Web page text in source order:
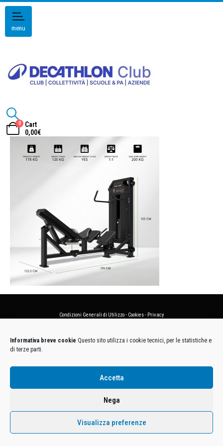
Informativa breve cookie Questo sito utilizza i cookie tecnici, per le statistiche e
di terze parti.
Accetta
Nega
Visualizza preferenze
menu
0
Cart
0,00€
Condizioni Generali di Utilizzo- Cookies- Privacy
Euro 12.500.000 i.v. - C.F. e Iscr. Reg. Imp. Monza e Brianza 02137480964 - R.E.A. MB-1370021 -
P.IVA. 11005760159 - Direzione e coordinamento art. 2497 C.C. DECATHLON SA, Villeneuve